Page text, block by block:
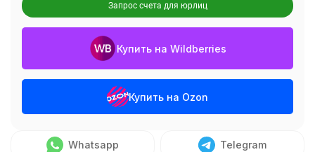
Запрос счета для юрлиц
Купить на Wildberries
Купить на Ozon
Whatsapp Telegram